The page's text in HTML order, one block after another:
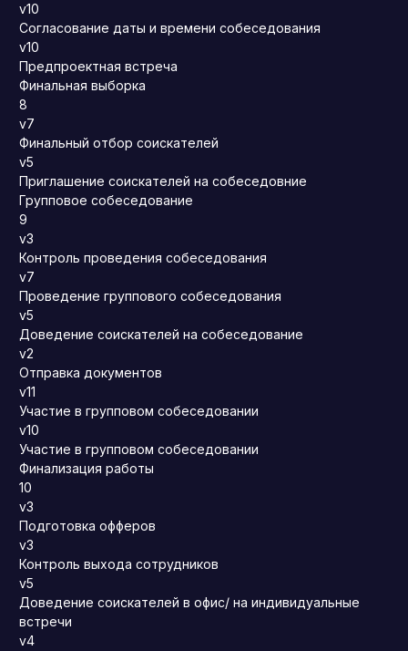
v10
Согласование даты и времени собеседования
v10
Предпроектная встреча
Финальная выборка
8
v7
Финальный отбор соискателей
v5
Приглашение соискателей на собеседовние
Групповое собеседование
9
v3
Контроль проведения собеседования
v7
Проведение группового собеседования
v5
Доведение соискателей на собеседование
v2
Отправка документов
v11
Участие в групповом собеседовании
v10
Участие в групповом собеседовании
Финализация работы
10
v3
Подготовка офферов
v3
Контроль выхода сотрудников
v5
Доведение соискателей в офис/ на индивидуальные
встречи
v4